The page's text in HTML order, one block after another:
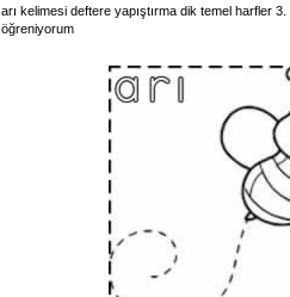
arı kelimesi deftere yapıştırma dik temel harfler
öğreniyorum